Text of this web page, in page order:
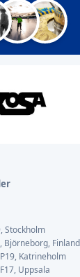
Stockholm
Björneborg, Finland
Katrineholm
Uppsala